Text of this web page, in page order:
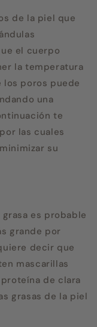
de la piel que
el cuerpo
la temperatura
los poros puede
una
te
las cuales
su
es probable
grande por
decir que
mascarillas
de clara
grasas de la piel